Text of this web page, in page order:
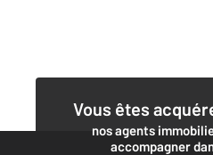
Vous êtes
nos agents
accompagner